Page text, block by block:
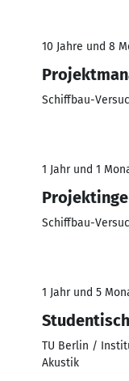
10 Jahre und 8
Schiffbau-
1 Jahr und 1
Schiffbau-
1 Jahr und 5
TU Berlin /
Akustik